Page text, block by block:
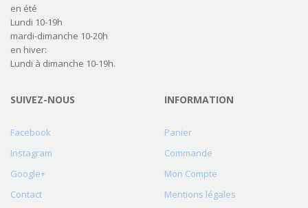
en été
Lundi 10-19h
mardi-dimanche 10-20h
en hiver:
Lundi à dimanche 10-19h.
SUIVEZ-NOUS
Facebook
Instagram
Google+
Contact
INFORMATION
Panier
Commande
Mon Compte
Mentions légales